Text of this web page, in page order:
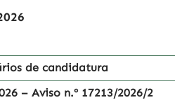
de candidatura
– Aviso n.º 17213/2026/2